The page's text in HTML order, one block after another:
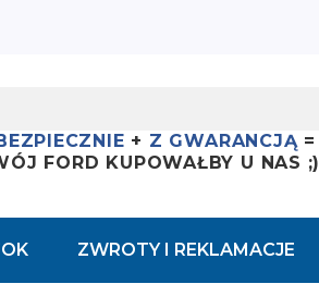
+ Z GWARANCJĄ=
FORD KUPOWAŁBY U NAS ;)
ZWROTY I REKLAMACJE